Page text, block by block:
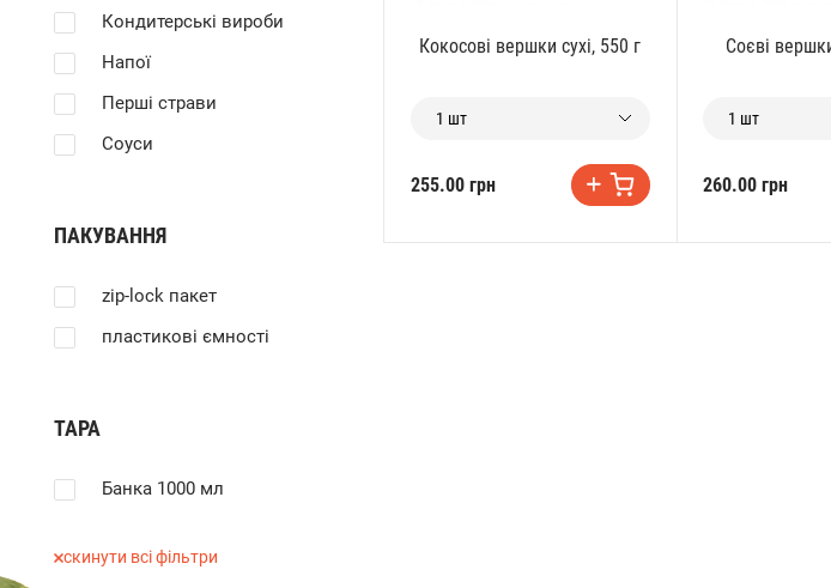
Кондитерські вироби
Напої
Перші страви
Соуси
ПАКУВАННЯ
zip-lock пакет
пластикові ємності
ТАРА
Банка 1000 мл
скинути всі фільтри
Кокосові вершки сухі, 550 г
1 шт
255.00 грн
Соєві
1 шт
260.00 грн